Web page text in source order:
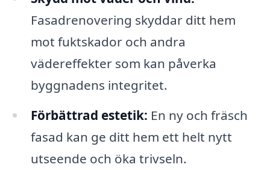
Fasadrenovering skyddar ditt hem
mot fuktskador och andra
vädereffekter som kan påverka
byggnadens integritet.
Förbättrad estetik: En ny och fräsch
fasad kan ge ditt hem ett helt nytt
utseende och öka trivseln.